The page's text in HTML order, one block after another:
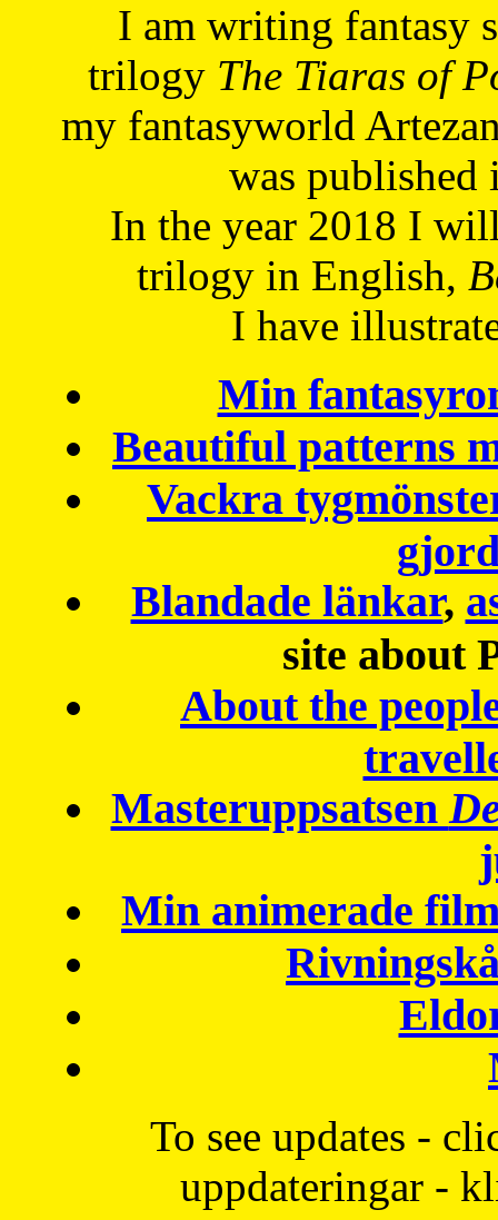
I am writing fantasy
trilogy The Tiaras of
my fantasyworld
was published
In the year 2018 I
trilogy in English,
I have
Min
Beautiful patterns
Vackra
Blandade länkar,
site about
About the
Masteruppsatsen
Min animerade
To see updates -
uppdateringar -